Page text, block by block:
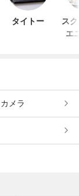
タイトー
ス
エ
メラ